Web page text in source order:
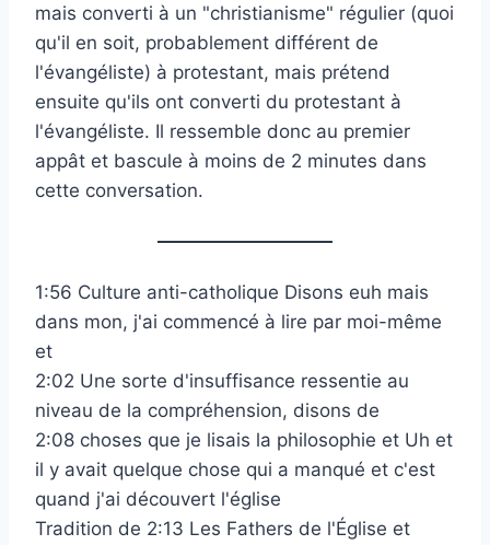
mais converti à un "christianisme" régulier (quoi
qu'il en soit, probablement différent de
l'évangéliste) à protestant, mais prétend
ensuite qu'ils ont converti du protestant à
l'évangéliste. Il ressemble donc au premier
appât et bascule à moins de 2 minutes dans
cette conversation.
1:56 Culture anti-catholique Disons euh mais
dans mon, j'ai commencé à lire par moi-même
et
2:02 Une sorte d'insuffisance ressentie au
niveau de la compréhension, disons de
2:08 choses que je lisais la philosophie et Uh et
il y avait quelque chose qui a manqué et c'est
quand j'ai découvert l'église
Tradition de 2:13 Les Fathers de l'Église et